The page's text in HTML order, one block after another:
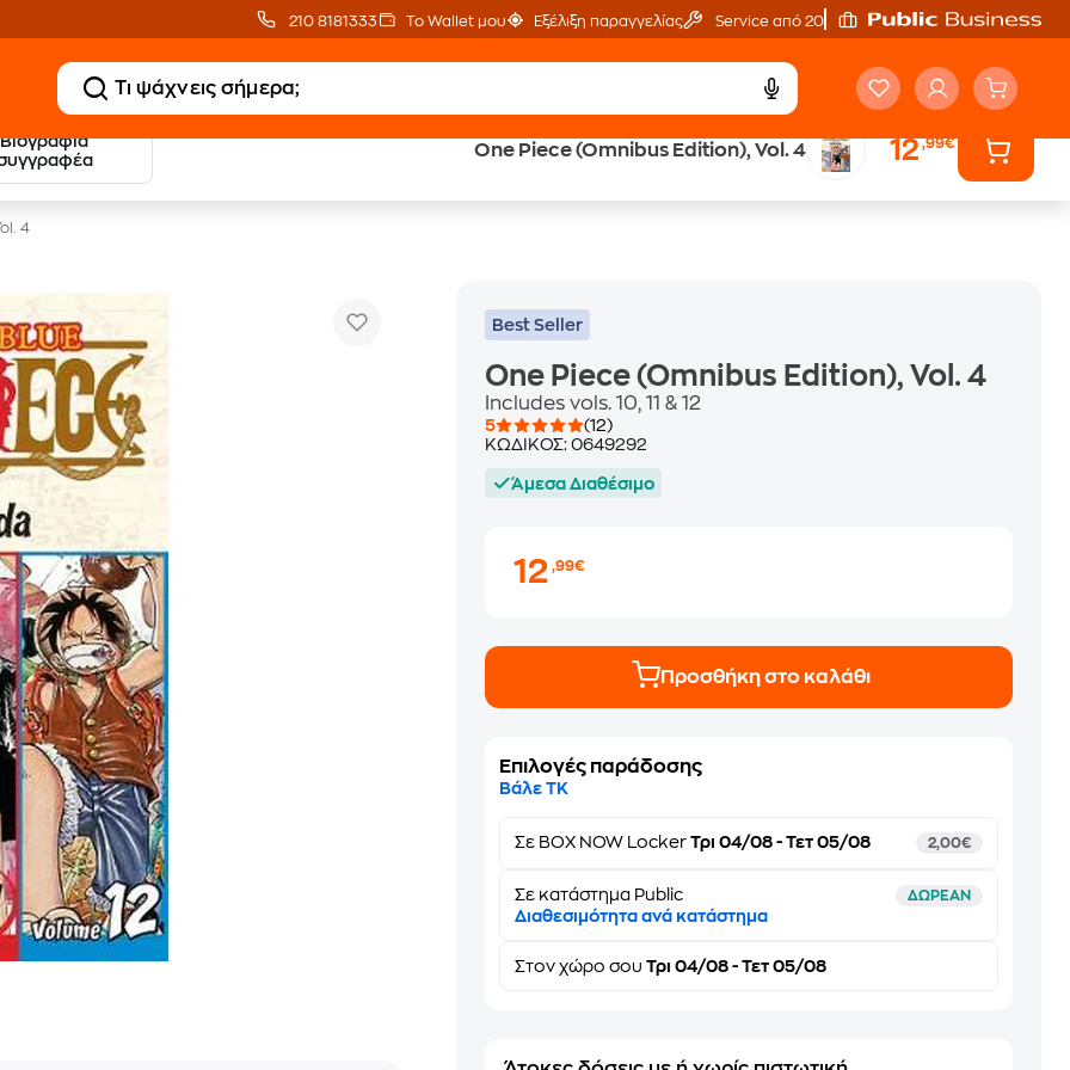
210 8181333 Το Wallet μου Εξέλιξη παραγγελίας Service από 20'
Βιογραφία
One Piece (Omnibus Edition), Vol. 4 12,99€
20 € Public επιστροφή
με Snappi
Δωρεάν Μεταφορικά Έλα στον κόσμο
4
Best Seller
One Piece (Omnibus Edition), Vol. 4
Includes vols. 10, 11 & 12
5
(12)
ΚΩΔΙΚΟΣ:0649292
Άμεσα Διαθέσιμο
12,99€
Προσθήκη στο καλάθι
Επιλογές παράδοσης
Βάλε ΤΚ
Σε BOX NOW Locker Τρι 04/08 - Τετ 05/08 2,00€
Σε κατάστημα Public ΔΩΡΕΑΝ
Διαθεσιμότητα ανά κατάστημα
Στονχώρο σου Τρι 04/08 - Τετ 05/08